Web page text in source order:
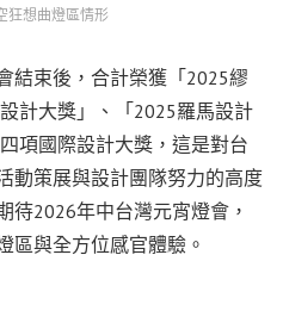
狂想曲燈區情形
結束後，合計榮獲「2025繆
計大獎」、「2025羅馬設計
項國際設計大獎，這是對台
動策展與設計團隊努力的高度
待2026年中台灣元宵燈會，
區與全方位感官體驗。